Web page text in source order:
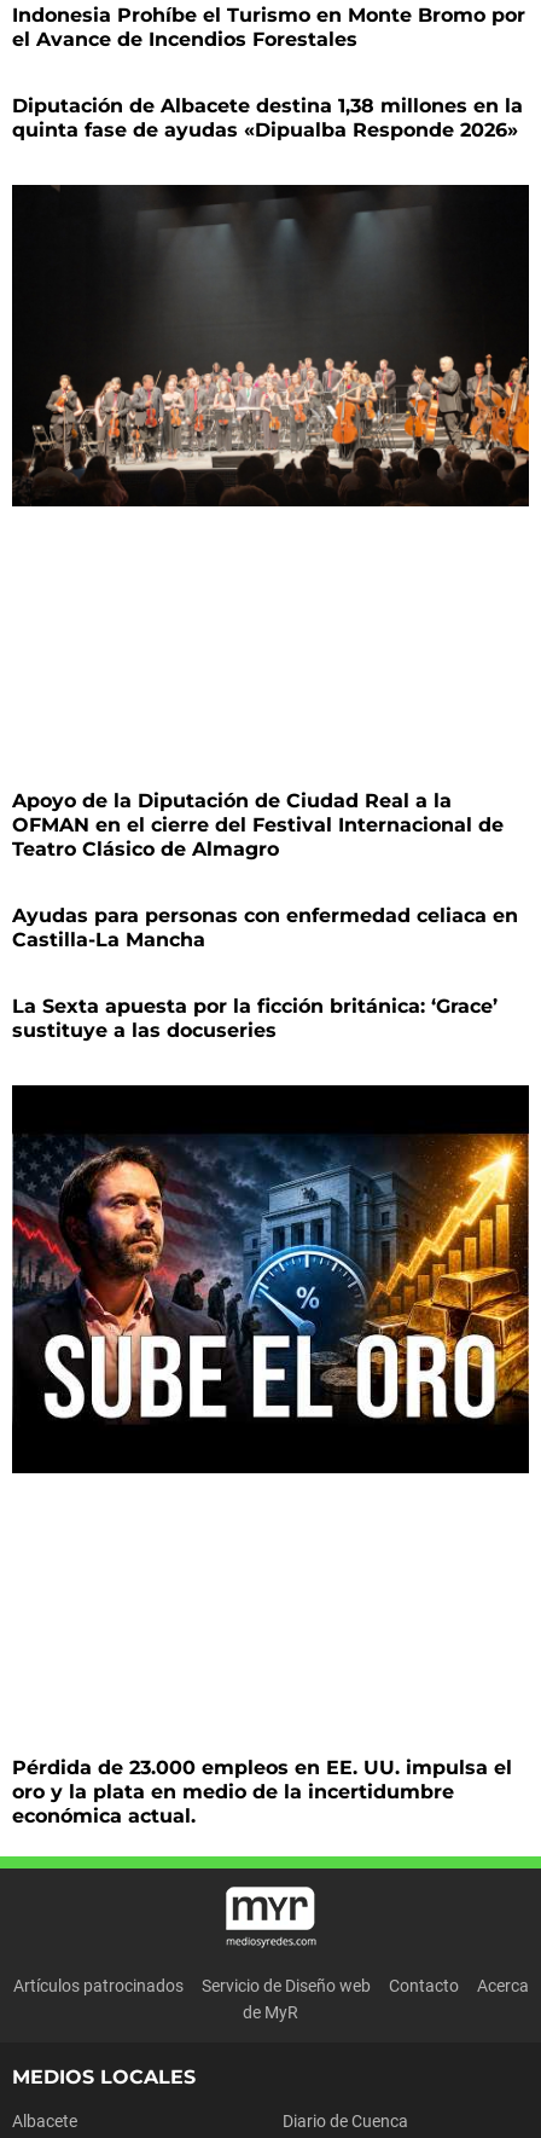
Indonesia Prohíbe el Turismo en Monte Bromo por
el Avance de Incendios Forestales
Diputación de Albacete destina 1,38 millones en la
quinta fase de ayudas «Dipualba Responde 2026»
Apoyo de la Diputación de Ciudad Real a la
OFMAN en el cierre del Festival Internacional de
Teatro Clásico de Almagro
Ayudas para personas con enfermedad celiaca en
Castilla-La Mancha
La Sexta apuesta por la ficción británica: ‘Grace’
sustituye a las docuseries
Pérdida de 23.000 empleos en EE. UU. impulsa el
oro y la plata en medio de la incertidumbre
económica actual.
Artículos patrocinados Servicio de Diseño web Contacto
Acerca
de MyR
MEDIOS LOCALES
Albacete Diario de Cuenca